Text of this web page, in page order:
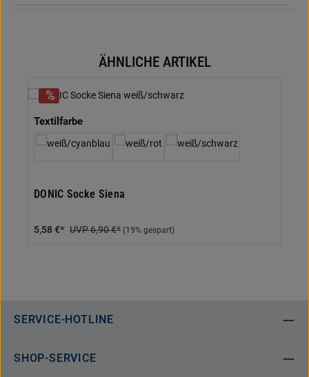
Produktgalerie überspringenÄHNLICHE ARTIKEL
Textilfarbeauswählen
DONIC Socke Siena
5,58 €* 6,90 €* (19% gespart)
SERVICE-HOTLINE
SHOP-SERVICE